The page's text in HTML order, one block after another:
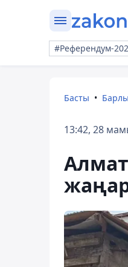
#Референдум-
Басты
13:42, 28